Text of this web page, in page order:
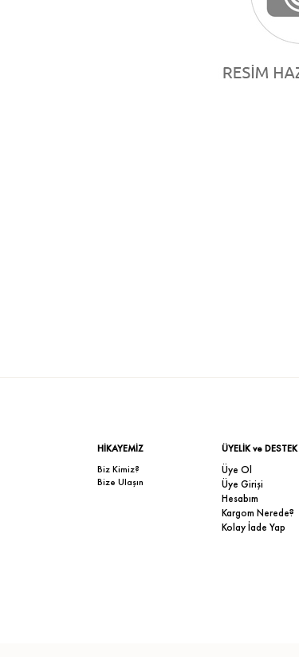
HİKAYEMİZ
Biz Kimiz?
Bize Ulaşın
ÜYELİK ve DESTEK
Üye Ol
Üye Girişi
Hesabım
Kargom Nerede?
Kolay İade Yap